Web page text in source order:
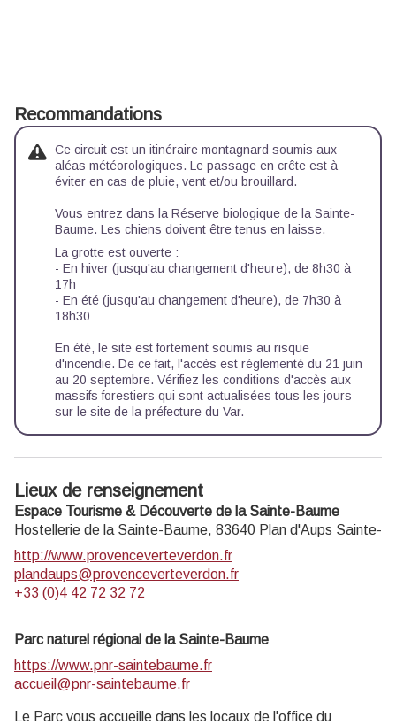
Recommandations
Ce circuit est un itinéraire montagnard soumis aux
aléas météorologiques. Le passage en crête est à
éviter en cas de pluie, vent et/ou brouillard.
Vous entrez dans la Réserve biologique de la Sainte-
Baume. Les chiens doivent être tenus en laisse.
La grotte est ouverte :
- En hiver (jusqu'au changement d'heure), de 8h30 à
17h
- En été (jusqu'au changement d'heure), de 7h30 à
18h30
En été, le site est fortement soumis au risque
d'incendie. De ce fait, l'accès est réglementé du 21 juin
au 20 septembre. Vérifiez les conditions d'accès aux
massifs forestiers qui sont actualisées tous les jours
sur le site de la préfecture du Var.
Lieux de renseignement
Espace Tourisme & Découverte de la Sainte-Baume
Hostellerie de la Sainte-Baume, 83640 Plan d'Aups Sainte-
http://www.provenceverteverdon.fr
plandaups@provenceverteverdon.fr
+33 (0)4 42 72 32 72
Parc naturel régional de la Sainte-Baume
https://www.pnr-saintebaume.fr
accueil@pnr-saintebaume.fr
Le Parc vous accueille dans les locaux de l'office du